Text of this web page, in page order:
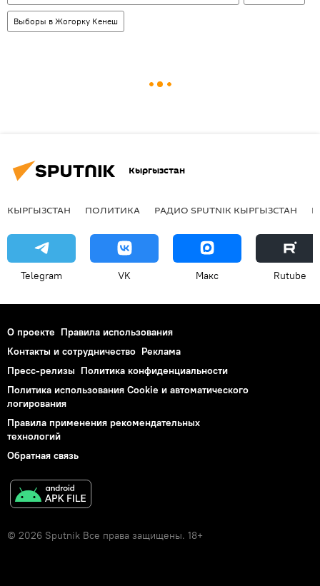
Выборы в Жогорку Кенеш
Кыргызстан
КЫРГЫЗСТАН ПОЛИТИКА РАДИО SPUTNIK КЫРГЫЗСТАН
Telegram VK Макс Rutube
О проекте Правила использования
Контакты и сотрудничество Реклама
Пресс-релизы Политика конфиденциальности
Политика использования Cookie и автоматического
логирования
Правила применения рекомендательных
технологий
Обратная связь
© 2026 Sputnik Все права защищены. 18+